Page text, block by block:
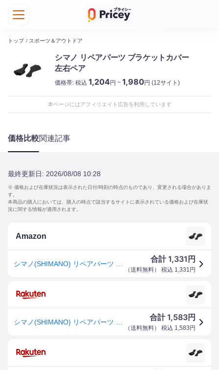
トップ / スポーツ＆アウトドア
シマノ リペアパーツ ブラケットカバー
左右ペア
価格帯: 税込 1,204円 ~ 1,980円 (12サイト)
本ページにはアフィリエイト広告を利用しています
価格比較関連記事
最終更新日: 2026/08/08 10:28
※ 価格および在庫状況は表示された日付/時刻の時点のものであり、変更される場合がありま
す。
本商品の購入においては、購入の時点で該当するサイトに表示されている価格および在庫状
況に関する情報が適用されます。
Amazon
合計1,331 円
（送料無料） 税込 1,331 円
合計1,583円
（送料無料） 税込 1,583 円